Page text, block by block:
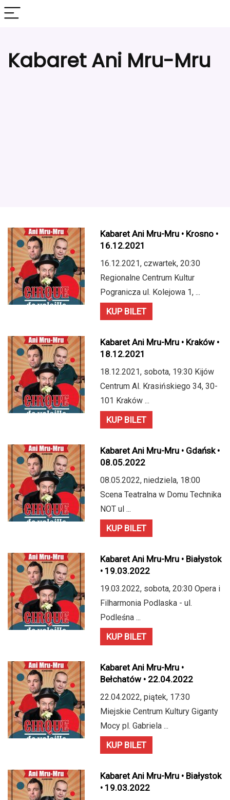
Kabaret Ani Mru-Mru
Kabaret Ani Mru-Mru • Krosno •
16.12.2021
16.12.2021, czwartek, 20:30
Regionalne Centrum Kultur
Pogranicza ul. Kolejowa 1, ...
KUP BILET
Kabaret Ani Mru-Mru • Kraków •
18.12.2021
18.12.2021, sobota, 19:30 Kijów
Centrum Al. Krasińskiego 34, 30-
101 Kraków ...
KUP BILET
Kabaret Ani Mru-Mru • Gdańsk •
08.05.2022
08.05.2022, niedziela, 18:00
Scena Teatralna w Domu Technika
NOT ul ...
KUP BILET
Kabaret Ani Mru-Mru • Białystok
• 19.03.2022
19.03.2022, sobota, 20:30 Opera i
Filharmonia Podlaska - ul.
Podleśna ...
KUP BILET
Kabaret Ani Mru-Mru •
Bełchatów • 22.04.2022
22.04.2022, piątek, 17:30
Miejskie Centrum Kultury Giganty
Mocy pl. Gabriela ...
KUP BILET
Kabaret Ani Mru-Mru • Białystok
• 19.03.2022